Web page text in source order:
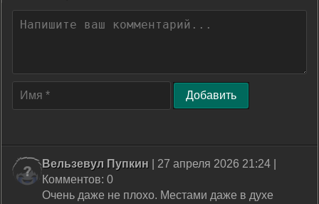
Добавить
Вельзевул Пупкин | 27 апреля 2026 21:24 |
Комментов: 0
Очень даже не плохо. Местами даже в духе